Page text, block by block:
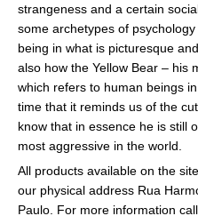
strangeness and a certain
some archetypes of
being in what is picturesque
also how the Yellow Bear – his
which refers to human beings
time that it reminds us of the
know that in essence he is still
most aggressive in the world.
All products available on the
our physical address Rua
Paulo. For more information